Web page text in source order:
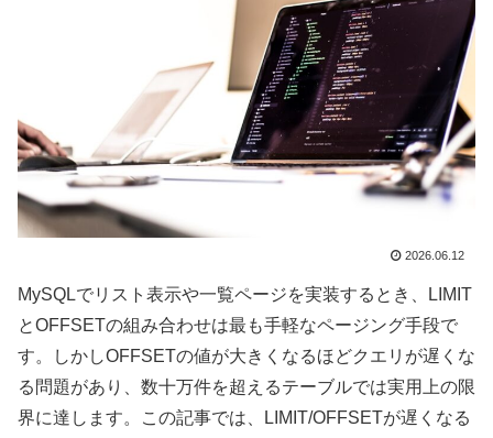
2026.06.12
MySQLでリスト表示や一覧ページを実装するとき、LIMIT
とOFFSETの組み合わせは最も手軽なページング手段で
す。しかしOFFSETの値が大きくなるほどクエリが遅くな
る問題があり、数十万件を超えるテーブルでは実用上の限
界に達します。この記事では、LIMIT/OFFSETが遅くなる